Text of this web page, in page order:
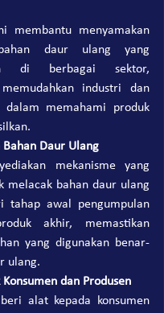
membantu menyamakan
daur ulang yang
di berbagai sektor,
industri dan
dalam memahami produk
Bahan Daur Ulang
mekanisme yang
melacak bahan daur ulang
tahap awal pengumpulan
akhir, memastikan
yang digunakan benar-
ulang.
dan Produsen
alat kepada konsumen